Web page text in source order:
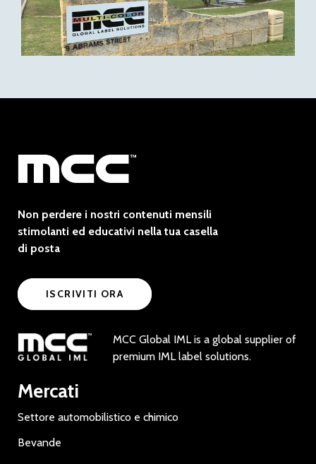
Non perdere i nostri contenuti mensili
stimolanti ed educativi nella tua casella
di posta
ISCRIVITI ORA
MCC Global IML is a global supplier of
premium IML label solutions.
Mercati
Settore automobilistico e chimico
Bevande